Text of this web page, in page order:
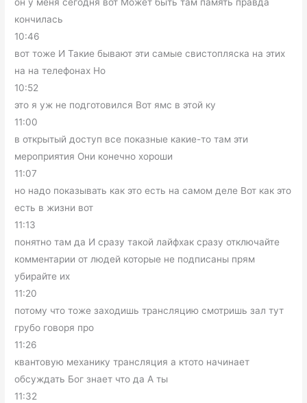
он у меня сегодня вот Может быть там память правда
кончилась
10:46
вот тоже И Такие бывают эти самые свистопляска на этих
на на телефонах Но
10:52
это я уж не подготовился Вот ямс в этой ку
11:00
в открытый доступ все показные какие-то там эти
мероприятия Они конечно хороши
11:07
но надо показывать как это есть на самом деле Вот как это
есть в жизни вот
11:13
понятно там да И сразу такой лайфхак сразу отключайте
комментарии от людей которые не подписаны прям
убирайте их
11:20
потому что тоже заходишь трансляцию смотришь зал тут
грубо говоря про
11:26
квантовую механику трансляция а ктото начинает
обсуждать Бог знает что да А ты
11:32